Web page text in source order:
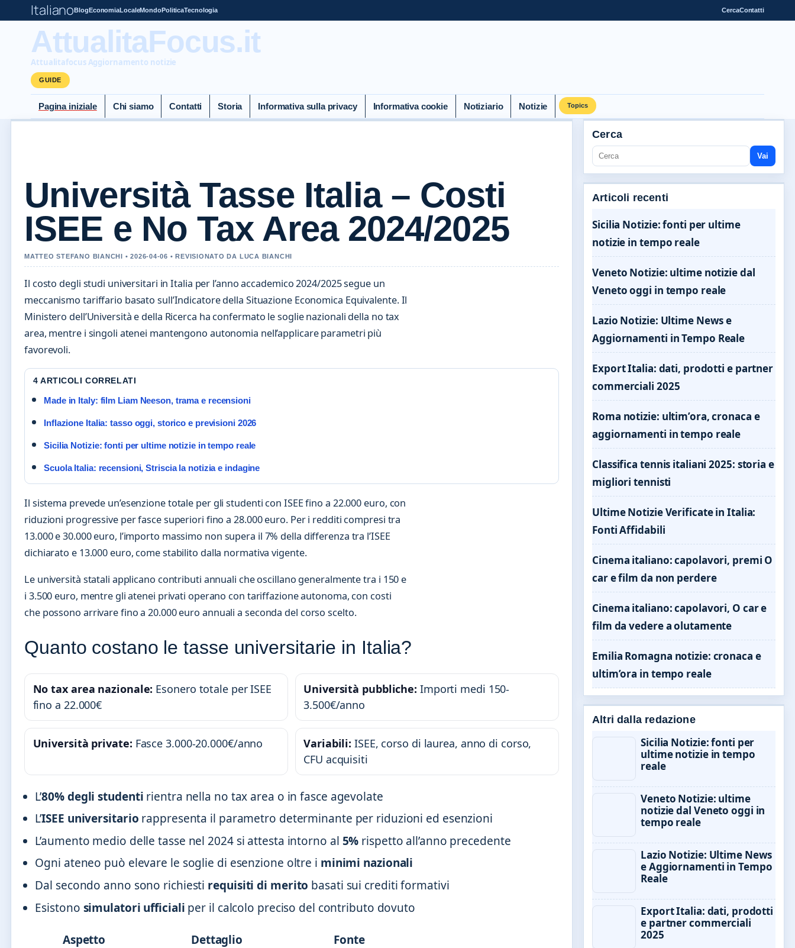
ItalianoBlogEconomiaLocaleMondoPoliticaTecnologia CercaContatti
AttualitaFocus.it
Attualitafocus Aggiornamento notizie
GUIDE
Pagina iniziale Chi siamo Contatti Storia Informativa sulla privacy Informativa cookie Notiziario Notizie Topics
Università Tasse Italia – Costi
ISEE e No Tax Area 2024/2025
MATTEO STEFANO BIANCHI • 2026-04-06 • REVISIONATO DA LUCA BIANCHI
Il costo degli studi universitari in Italia per l’anno accademico 2024/2025 segue un
meccanismo tariffario basato sull’Indicatore della Situazione Economica Equivalente. Il
Ministero dell’Università e della Ricerca ha confermato le soglie nazionali della no tax
area, mentre i singoli atenei mantengono autonomia nell’applicare parametri più
favorevoli.
4 ARTICOLI CORRELATI
Made in Italy: film Liam Neeson, trama e recensioni
Inflazione Italia: tasso oggi, storico e previsioni 2026
Sicilia Notizie: fonti per ultime notizie in tempo reale
Scuola Italia: recensioni, Striscia la notizia e indagine
Il sistema prevede un’esenzione totale per gli studenti con ISEE fino a 22.000 euro, con
riduzioni progressive per fasce superiori fino a 28.000 euro. Per i redditi compresi tra
13.000 e 30.000 euro, l’importo massimo non supera il 7% della differenza tra l’ISEE
dichiarato e 13.000 euro, come stabilito dalla normativa vigente.
Le università statali applicano contributi annuali che oscillano generalmente tra i 150 e
i 3.500 euro, mentre gli atenei privati operano con tariffazione autonoma, con costi
che possono arrivare fino a 20.000 euro annuali a seconda del corso scelto.
Quanto costano le tasse universitarie in Italia?
No tax area nazionale: Esonero totale per ISEE
fino a 22.000€
Università pubbliche: Importi medi 150-
3.500€/anno
Università private: Fasce 3.000-20.000€/anno Variabili: ISEE, corso di laurea, anno di corso,
CFU acquisiti
L’80% degli studenti rientra nella no tax area o in fasce agevolate
L’ISEE universitario rappresenta il parametro determinante per riduzioni ed esenzioni
L’aumento medio delle tasse nel 2024 si attesta intorno al 5% rispetto all’anno precedente
Ogni ateneo può elevare le soglie di esenzione oltre i minimi nazionali
Dal secondo anno sono richiesti requisiti di merito basati sui crediti formativi
Esistono simulatori ufficiali per il calcolo preciso del contributo dovuto
Aspetto Dettaglio
Fonte
Cerca
Vai
Articoli recenti
Sicilia Notizie: fonti per ultime
notizie in tempo reale
Veneto Notizie: ultime notizie dal
Veneto oggi in tempo reale
Lazio Notizie: Ultime News e
Aggiornamenti in Tempo Reale
Export Italia: dati, prodotti e partner
commerciali 2025
Roma notizie: ultim’ora, cronaca e
aggiornamenti in tempo reale
Classifica tennis italiani 2025: storia e
migliori tennisti
Ultime Notizie Verificate in Italia:
Fonti Affidabili
Cinema italiano: capolavori, premi O
car e film da non perdere
Cinema italiano: capolavori, O car e
film da vedere a olutamente
Emilia Romagna notizie: cronaca e
ultim’ora in tempo reale
Altri dalla redazione
Sicilia Notizie: fonti per
ultime notizie in tempo
reale
Veneto Notizie: ultime
notizie dal Veneto oggi in
tempo reale
Lazio Notizie: Ultime News
e Aggiornamenti in Tempo
Reale
Export Italia: dati, prodotti
e partner commerciali
2025